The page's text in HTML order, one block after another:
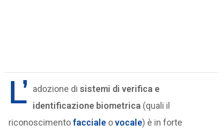
L’ adozione disistemi di verifica e
identificazione biometrica (quali il
riconoscimentofacciale ovocale) è in forte